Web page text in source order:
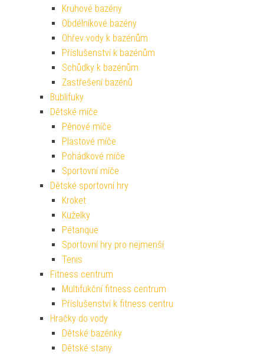
Kruhové bazény
Obdélníkové bazény
Ohřev vody k bazénům
Příslušenství k bazénům
Schůdky k bazénům
Zastřešení bazénů
Bublifuky
Dětské míče
Pěnové míče
Plastové míče
Pohádkové míče
Sportovní míče
Dětské sportovní hry
Kroket
Kuželky
Pétanque
Sportovní hry pro nejmenší
Tenis
Fitness centrum
Multifukční fitness centrum
Příslušenství k fitness centru
Hračky do vody
Dětské bazénky
Dětské stany